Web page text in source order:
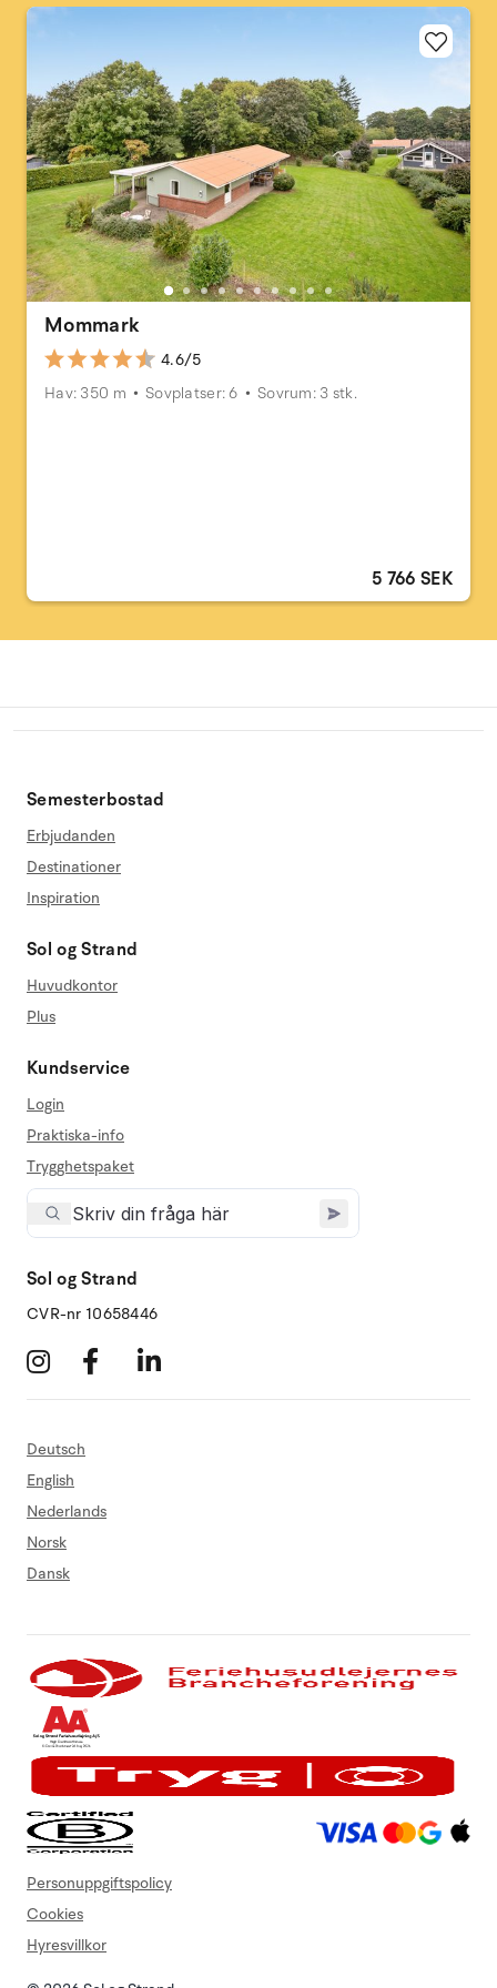
Mommark
4.6/5
Hav: 350 m
Sovplatser: 6 Sovrum: 3 stk.
5 766 SEK
Semesterbostad
Erbjudanden
Destinationer
Inspiration
Sol og Strand
Huvudkontor
Plus
Kundservice
Login
Praktiska-info
Trygghetspaket
Sol og Strand
CVR-nr 10658446
Deutsch
English
Nederlands
Norsk
Dansk
Personuppgiftspolicy
Cookies
Hyresvillkor